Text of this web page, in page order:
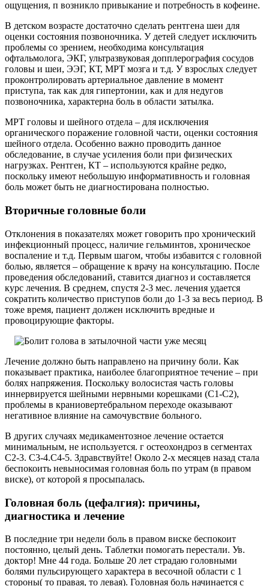
ощущения, п возникло привыкание и потребность в кофеине.
В детском возрасте достаточно сделать рентгена шеи для
оценки состояния позвоночника. У детей следует исключить
проблемы со зрением, необходима консультация
офтальмолога, ЭКГ, ультразвуковая допплерография сосудов
головы и шеи, ЭЭГ, КТ, МРТ мозга и т.д. У взрослых следует
проконтролировать артериальное давление в момент
приступа, так как для гипертонии, как и для недугов
позвоночника, характерна боль в области затылка.
МРТ головы и шейного отдела – для исключения
органического поражение головной части, оценки состояния
шейного отдела. Особенно важно проводить данное
обследование, в случае усиления боли при физических
нагрузках. Рентген, КТ – используются крайне редко,
поскольку имеют небольшую информативность и головная
боль может быть не диагностирована полностью.
Вторичные головные боли
Отклонения в показателях может говорить про хронический
инфекционный процесс, наличие гельминтов, хроническое
воспаление и т.д. Первым шагом, чтобы избавится с головной
болью, является – обращение к врачу на консультацию. После
проведения обследований, ставится диагноз и составляется
курс лечения. В среднем, спустя 2-3 мес. лечения удается
сократить количество приступов боли до 1-3 за весь период. В
тоже время, пациент должен исключить вредные и
провоцирующие факторы.
Лечение должно быть направлено на причину боли. Как
показывает практика, наиболее благоприятное течение – при
болях напряжения. Поскольку волосистая часть головы
иннервируется шейными нервными корешками (С1-С2),
проблемы в краниовертебральном переходе оказывают
негативное влияние на самочувствие больного.
В других случаях медикаментозное лечение остается
минимальным, не используется. г остеохондроз в сегментах
C2-3. C3-4.C4-5. Здравствуйте! Около 2-х месяцев назад стала
беспокоить невыносимая головная боль по утрам (в правом
виске), от которой я просыпалась.
Головная боль (цефалгия): причины,
диагностика и лечение
В последние три недели боль в правом виске беспокоит
постоянно, целый день. Таблетки помогать перестали. Ув.
доктор! Мне 44 года. Больше 20 лет страдаю головными
болями пульсирующего характера в весочной области с 1
стороны( то правая, то левая). Головная боль начинается с